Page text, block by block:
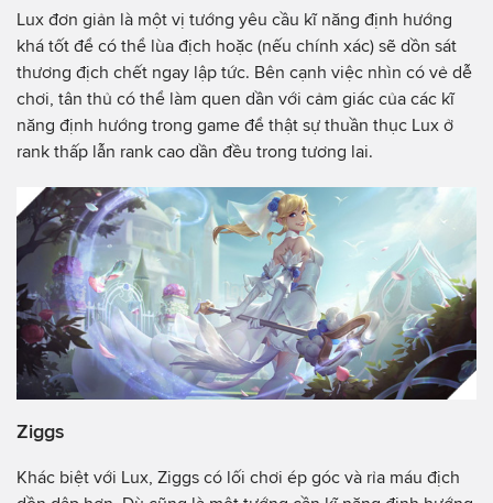
Lux đơn giản là một vị tướng yêu cầu kĩ năng định hướng
khá tốt để có thể lùa địch hoặc (nếu chính xác) sẽ dồn sát
thương địch chết ngay lập tức. Bên cạnh việc nhìn có vẻ dễ
chơi, tân thủ có thể làm quen dần với cảm giác của các kĩ
năng định hướng trong game để thật sự thuần thục Lux ở
rank thấp lẫn rank cao dần đều trong tương lai.
Ziggs
Khác biệt với Lux, Ziggs có lối chơi ép góc và rỉa máu địch